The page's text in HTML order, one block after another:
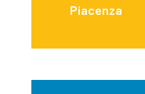
Piacenza